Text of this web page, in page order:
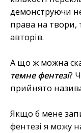
демонструючи
права на твори,
авторів.
А що ж можна
темне фентезі?
прийнято
Якщо б мене
фентезі я можу